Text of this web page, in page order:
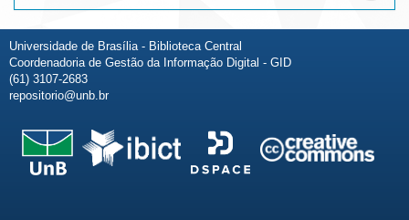
Universidade de Brasília - Biblioteca Central
Coordenadoria de Gestão da Informação Digital - GID
(61) 3107-2683
repositorio@unb.br